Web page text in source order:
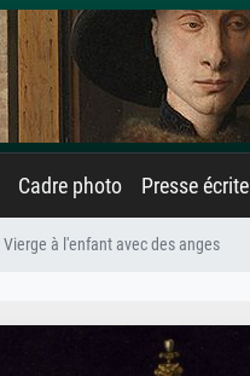
Cadre photo Presse écrite
Vierge à l'enfant avec des anges